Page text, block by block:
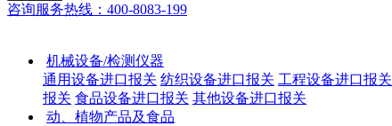
咨询服务热线：400-8083-199
机械设备/检测仪器
通用设备进口报关 纺织设备进口报关 工程设备进口报关
报关 食品设备进口报关 其他设备进口报关
动、植物产品及食品